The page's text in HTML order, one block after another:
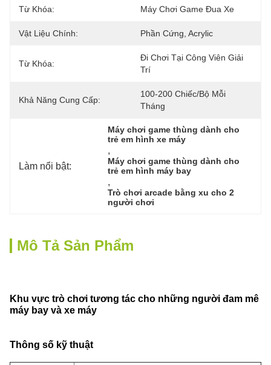
Từ Khóa: Máy Chơi Game Đua Xe
Vật Liệu Chính: Phần Cứng, Acrylic
Từ Khóa:
Đi Chơi Tại Công Viên Giải
Trí
Khả Năng Cung Cấp:
100-200 Chiếc/bộ Mỗi
Tháng
Làm nổi bật:
Máy chơi game thùng dành cho
trẻ em hình xe máy
,
Máy chơi game thùng dành cho
trẻ em hình máy bay
,
Trò chơi arcade bằng xu cho 2
người chơi
Mô Tả Sản Phẩm
Khu vực trò chơi tương tác cho những người đam mê
máy bay và xe máy
Thông số kỹ thuật